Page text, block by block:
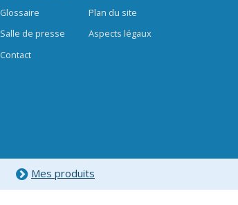
Glossaire
Salle de presse
Contact
Plan du site
Aspects légaux
Mes produits